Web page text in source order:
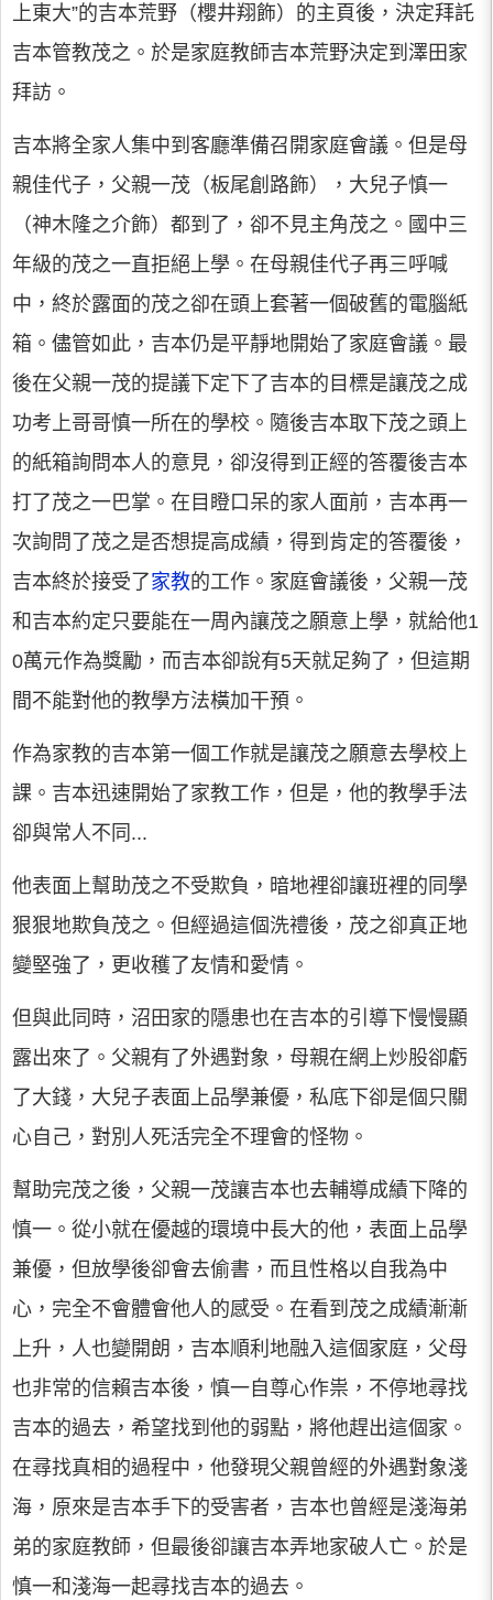
上東大”的吉本荒野（櫻井翔飾）的主頁後，決定拜託
吉本管教茂之。於是家庭教師吉本荒野決定到澤田家
拜訪。
吉本將全家人集中到客廳準備召開家庭會議。但是母
親佳代子，父親一茂（板尾創路飾），大兒子慎一
（神木隆之介飾）都到了，卻不見主角茂之。國中三
年級的茂之一直拒絕上學。在母親佳代子再三呼喊
中，終於露面的茂之卻在頭上套著一個破舊的電腦紙
箱。儘管如此，吉本仍是平靜地開始了家庭會議。最
後在父親一茂的提議下定下了吉本的目標是讓茂之成
功考上哥哥慎一所在的學校。隨後吉本取下茂之頭上
的紙箱詢問本人的意見，卻沒得到正經的答覆後吉本
打了茂之一巴掌。在目瞪口呆的家人面前，吉本再一
次詢問了茂之是否想提高成績，得到肯定的答覆後，
吉本終於接受了家教的工作。家庭會議後，父親一茂
和吉本約定只要能在一周內讓茂之願意上學，就給他1
0萬元作為獎勵，而吉本卻說有5天就足夠了，但這期
間不能對他的教學方法橫加干預。
作為家教的吉本第一個工作就是讓茂之願意去學校上
課。吉本迅速開始了家教工作，但是，他的教學手法
卻與常人不同...
他表面上幫助茂之不受欺負，暗地裡卻讓班裡的同學
狠狠地欺負茂之。但經過這個洗禮後，茂之卻真正地
變堅強了，更收穫了友情和愛情。
但與此同時，沼田家的隱患也在吉本的引導下慢慢顯
露出來了。父親有了外遇對象，母親在網上炒股卻虧
了大錢，大兒子表面上品學兼優，私底下卻是個只關
心自己，對別人死活完全不理會的怪物。
幫助完茂之後，父親一茂讓吉本也去輔導成績下降的
慎一。從小就在優越的環境中長大的他，表面上品學
兼優，但放學後卻會去偷書，而且性格以自我為中
心，完全不會體會他人的感受。在看到茂之成績漸漸
上升，人也變開朗，吉本順利地融入這個家庭，父母
也非常的信賴吉本後，慎一自尊心作祟，不停地尋找
吉本的過去，希望找到他的弱點，將他趕出這個家。
在尋找真相的過程中，他發現父親曾經的外遇對象淺
海，原來是吉本手下的受害者，吉本也曾經是淺海弟
弟的家庭教師，但最後卻讓吉本弄地家破人亡。於是
慎一和淺海一起尋找吉本的過去。